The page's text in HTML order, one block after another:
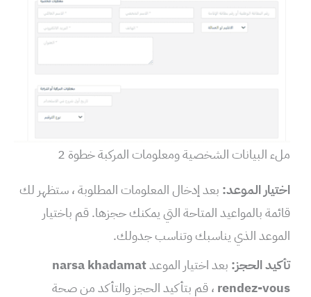
ملء البيانات الشخصية ومعلومات المركبة خطوة 2
اختيار الموعد: بعد إدخال المعلومات المطلوبة ، ستظهر لك
قائمة بالمواعيد المتاحة التي يمكنك حجزها. قم باختيار
الموعد الذي يناسبك وتناسب جدولك.
تأكيد الحجز: بعد اختيار الموعدnarsa khadamat
rendez-vous ، قم بتأكيد الحجز والتأكد من صحة